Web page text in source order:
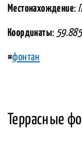
Местонахождение:
Координаты:
#фонтан
Террасные